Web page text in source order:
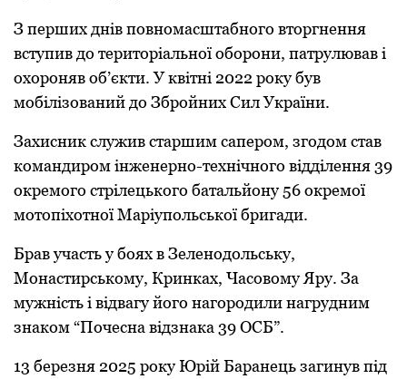
З перших днів повномасштабного вторгнення
вступив до територіальної оборони, патрулював і
охороняв об’єкти. У квітні 2022 року був
мобілізований до Збройних Сил України.
Захисник служив старшим сапером, згодом став
командиром інженерно-технічного відділення 39
окремого стрілецького батальйону 56 окремої
мотопіхотної Маріупольської бригади.
Брав участь у боях в Зеленодольську,
Монастирському, Кринках, Часовому Яру. За
мужність і відвагу його нагородили нагрудним
знаком “Почесна відзнака 39 ОСБ”.
13 березня 2025 року Юрій Баранець загинув під